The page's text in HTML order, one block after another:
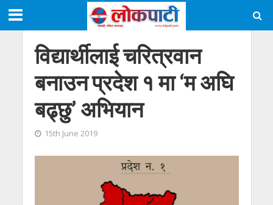
विद्यार्थीलाई चरित्रवान
बनाउन प्रदेश १ मा ‘म अघि
बढ्छु’ अभियान
15th June 2019